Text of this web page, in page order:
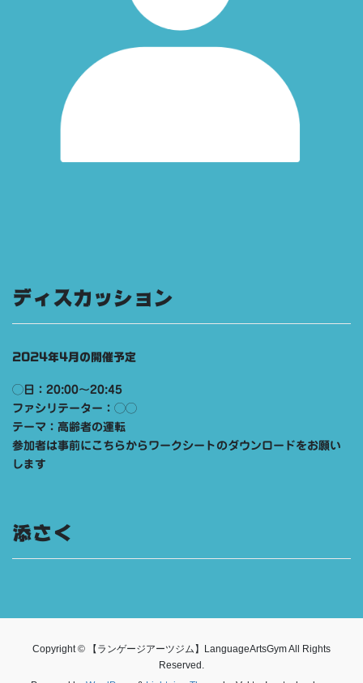
ディスカッション
2024年4月の開催予定
◯日：20:00〜20:45
ファシリテーター：◯◯
テーマ：高齢者の運転
参加者は事前にこちらからワークシートのダウンロードをお願い
します
添さく
Copyright © 【ランゲージアーツジム】LanguageArtsGym All Rights
Reserved.